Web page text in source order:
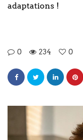
adaptations !
0 234 0